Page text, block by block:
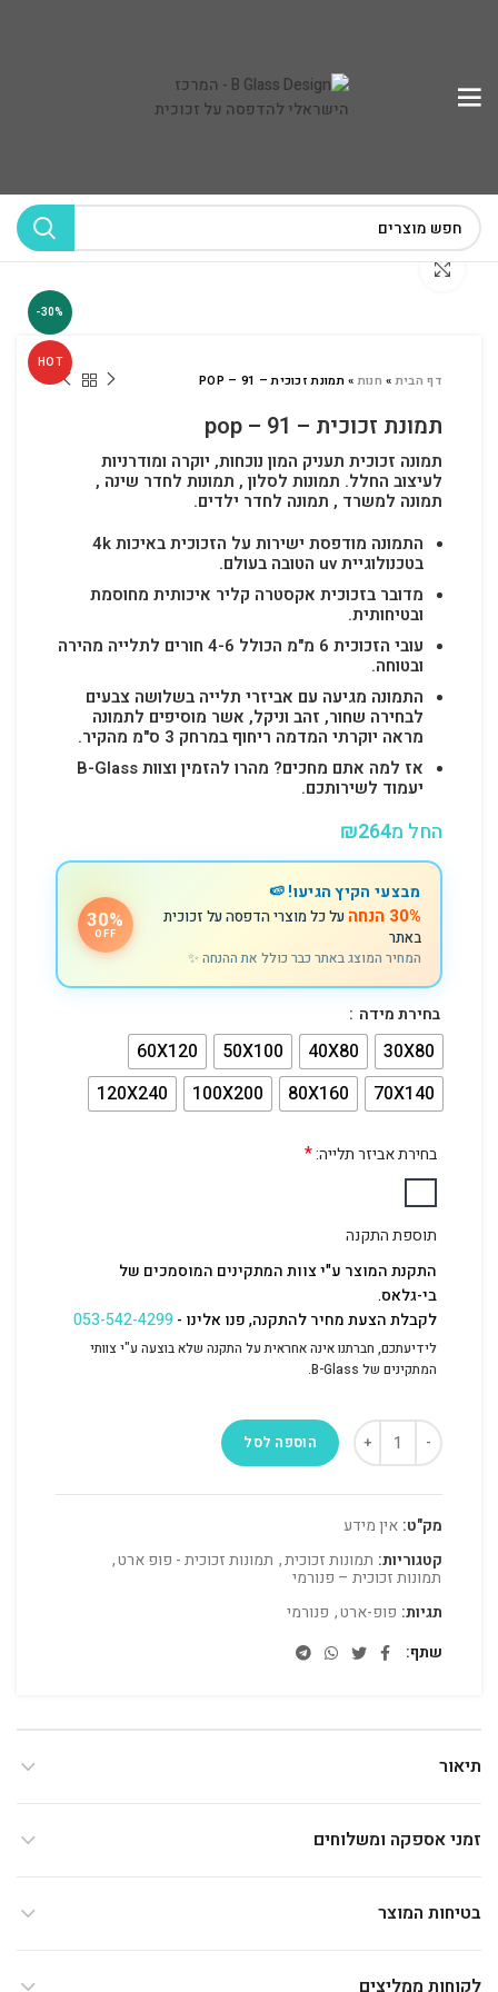
-30%
HOT
לחץ להגדלה
דף הבית» חנות»תמונת זכוכית – POP – 91
תמונת זכוכית – pop – 91
תמונה זכוכית תעניק המון נוכחות, יוקרה ומודרניות
לעיצוב החלל. תמונות לסלון , תמונות לחדר שינה ,
תמונה למשרד , תמונה לחדר ילדים.
התמונה מודפסת ישירות על הזכוכית באיכות 4k
בטכנולוגיית uv הטובה בעולם.
מדובר בזכוכית אקסטרה קליר איכותית מחוסמת
ובטיחותית.
עובי הזכוכית 6 מ"מ הכולל 4-6 חורים לתלייה מהירה
ובטוחה.
התמונה מגיעה עם אביזרי תלייה בשלושה צבעים
לבחירה שחור, זהב וניקל, אשר מוסיפים לתמונה
מראה יוקרתי המדמה ריחוף במרחק 3 ס"מ מהקיר.
אז למה אתם מחכים? מהרו להזמין וצוות B-Glass
יעמוד לשירותכם.
החל מ ₪264
מבצעי הקיץ הגיעו! 🍉
30% הנחה
על כל מוצרי הדפסה על זכוכית
באתר
המחיר המוצג באתר כבר כולל את ההנחה ✨
30%
OFF
בחירת מידה
30X80
40X80
50X100
60X120
70X140
80X160
100X200
120X240
בחירת אביזר תלייה:*
תוספת התקנה
התקנת המוצר ע"י צוות המתקינים המוסמכים של
בי-גלאס.
לקבלת הצעת מחיר להתקנה, פנו אלינו -053-542-4299
לידיעתכם, חברתנו אינה אחראית על התקנה שלא בוצעה ע"י צוותי
המתקינים של B-Glass.
הוספה לסל
מק"ט: אין מידע
קטגוריות: תמונות זכוכית, תמונות זכוכית - פופ ארט,
תמונות זכוכית – פנורמי
תגיות: פופ-ארט, פנורמי
שתף
תיאור
זמני אספקה ומשלוחים
בטיחות המוצר
לקוחות ממליצים